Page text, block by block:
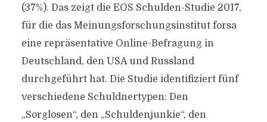
(37%). Das zeigt die EOS Schulden-Studie 2017,
für die das Meinungsforschungsinstitut forsa
eine repräsentative Online-Befragung in
Deutschland, den USA und Russland
durchgeführt hat. Die Studie identifiziert fünf
verschiedene Schuldnertypen: Den
„Sorglosen“, den „Schuldenjunkie“, den